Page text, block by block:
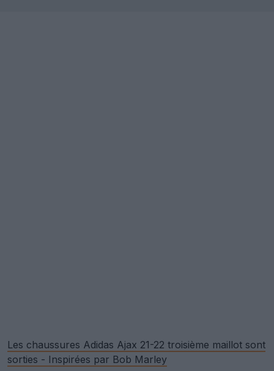
Les chaussures Adidas Ajax 21-22 troisième maillot sont
sorties - Inspirées par Bob Marley